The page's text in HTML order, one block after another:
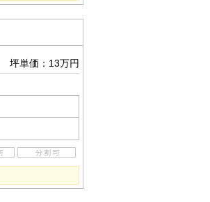
坪単価：13万円